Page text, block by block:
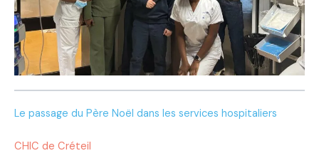
Le passage du Père Noël dans les services hospitaliers
CHIC de Créteil